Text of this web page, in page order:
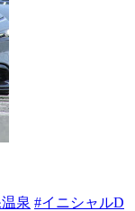
泉 #イニシャルD